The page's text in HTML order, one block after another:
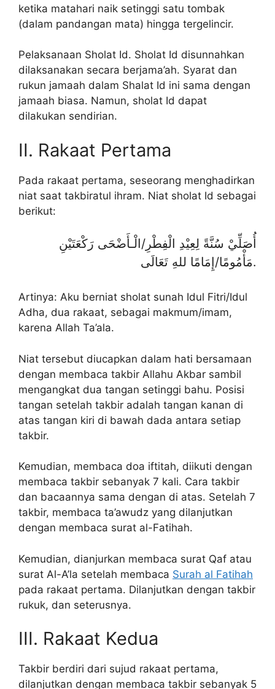
ketika matahari naik setinggi satu tombak
(dalam pandangan mata) hingga tergelincir.
Pelaksanaan Sholat Id. Sholat Id disunnahkan
dilaksanakan secara berjama’ah. Syarat dan
rukun jamaah dalam Shalat Id ini sama dengan
jamaah biasa. Namun, sholat Id dapat
dilakukan sendirian.
II. Rakaat Pertama
Pada rakaat pertama, seseorang menghadirkan
niat saat takbiratul ihram. Niat sholat Id sebagai
berikut:
أُصَلِّيْ سُنَّةً لِعِيْدِ الْفِطْرِ/الْـأَضْحَى رَكْعَتَيْنِ
مَأْمُومًا/إِمَامًا للهِ تَعَالَى.
Artinya: Aku berniat sholat sunah Idul Fitri/Idul
Adha, dua rakaat, sebagai makmum/imam,
karena Allah Ta’ala.
Niat tersebut diucapkan dalam hati bersamaan
dengan membaca takbir Allahu Akbar sambil
mengangkat dua tangan setinggi bahu. Posisi
tangan setelah takbir adalah tangan kanan di
atas tangan kiri di bawah dada antara setiap
takbir.
Kemudian, membaca doa iftitah, diikuti dengan
membaca takbir sebanyak 7 kali. Cara takbir
dan bacaannya sama dengan di atas. Setelah 7
takbir, membaca ta’awudz yang dilanjutkan
dengan membaca surat al-Fatihah.
Kemudian, dianjurkan membaca surat Qaf atau
surat Al-A’la setelah membaca Surah al Fatihah
pada rakaat pertama. Dilanjutkan dengan takbir
rukuk, dan seterusnya.
III. Rakaat Kedua
Takbir berdiri dari sujud rakaat pertama,
dilanjutkan dengan membaca takbir sebanyak 5